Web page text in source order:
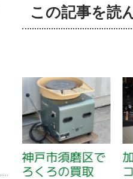
この記事を読
神戸市須磨区で
ろくろの買取